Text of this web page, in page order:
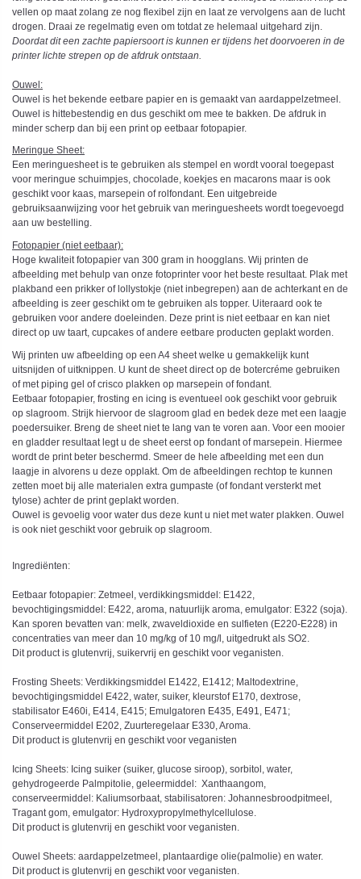
vellen op maat zolang ze nog flexibel zijn en laat ze vervolgens aan de lucht
drogen. Draai ze regelmatig even om totdat ze helemaal uitgehard zijn.
Doordat dit een zachte papiersoort is kunnen er tijdens het doorvoeren in de
printer lichte strepen op de afdruk ontstaan.
Ouwel:
Ouwel is het bekende eetbare papier en is gemaakt van aardappelzetmeel.
Ouwel is hittebestendig en dus geschikt om mee te bakken. De afdruk in
minder scherp dan bij een print op eetbaar fotopapier.
Meringue Sheet:
Een meringuesheet is te gebruiken als stempel en wordt vooral toegepast
voor meringue schuimpjes, chocolade, koekjes en macarons maar is ook
geschikt voor kaas, marsepein of rolfondant. Een uitgebreide
gebruiksaanwijzing voor het gebruik van meringuesheets wordt toegevoegd
aan uw bestelling.
Fotopapier (niet eetbaar):
Hoge kwaliteit fotopapier van 300 gram in hoogglans. Wij printen de
afbeelding met behulp van onze fotoprinter voor het beste resultaat. Plak met
plakband een prikker of lollystokje (niet inbegrepen) aan de achterkant en de
afbeelding is zeer geschikt om te gebruiken als topper. Uiteraard ook te
gebruiken voor andere doeleinden. Deze print is niet eetbaar en kan niet
direct op uw taart, cupcakes of andere eetbare producten geplakt worden.
Wij printen uw afbeelding op een A4 sheet welke u gemakkelijk kunt
uitsnijden of uitknippen. U kunt de sheet direct op de botercréme gebruiken
of met piping gel of crisco plakken op marsepein of fondant.
Eetbaar fotopapier, frosting en icing is eventueel ook geschikt voor gebruik
op slagroom. Strijk hiervoor de slagroom glad en bedek deze met een laagje
poedersuiker. Breng de sheet niet te lang van te voren aan. Voor een mooier
en gladder resultaat legt u de sheet eerst op fondant of marsepein. Hiermee
wordt de print beter beschermd. Smeer de hele afbeelding met een dun
laagje in alvorens u deze opplakt. Om de afbeeldingen rechtop te kunnen
zetten moet bij alle materialen extra gumpaste (of fondant versterkt met
tylose) achter de print geplakt worden.
Ouwel is gevoelig voor water dus deze kunt u niet met water plakken. Ouwel
is ook niet geschikt voor gebruik op slagroom.
Ingrediënten:
Eetbaar fotopapier: Zetmeel, verdikkingsmiddel: E1422,
bevochtigingsmiddel: E422, aroma, natuurlijk aroma, emulgator: E322 (soja).
Kan sporen bevatten van: melk, zwaveldioxide en sulfieten (E220-E228) in
concentraties van meer dan 10 mg/kg of 10 mg/l, uitgedrukt als SO2.
Dit product is glutenvrij, suikervrij en geschikt voor veganisten.
Frosting Sheets: Verdikkingsmiddel E1422, E1412; Maltodextrine,
bevochtigingsmiddel E422, water, suiker, kleurstof E170, dextrose,
stabilisator E460i, E414, E415; Emulgatoren E435, E491, E471;
Conserveermiddel E202, Zuurteregelaar E330, Aroma.
Dit product is glutenvrij en geschikt voor veganisten
Icing Sheets: Icing suiker (suiker, glucose siroop), sorbitol, water,
gehydrogeerde Palmpitolie, geleermiddel: Xanthaangom,
conserveermiddel: Kaliumsorbaat, stabilisatoren: Johannesbroodpitmeel,
Tragant gom, emulgator: Hydroxypropylmethylcellulose.
Dit product is glutenvrij en geschikt voor veganisten.
Ouwel Sheets: aardappelzetmeel, plantaardige olie(palmolie) en water.
Dit product is glutenvrij en geschikt voor veganisten.